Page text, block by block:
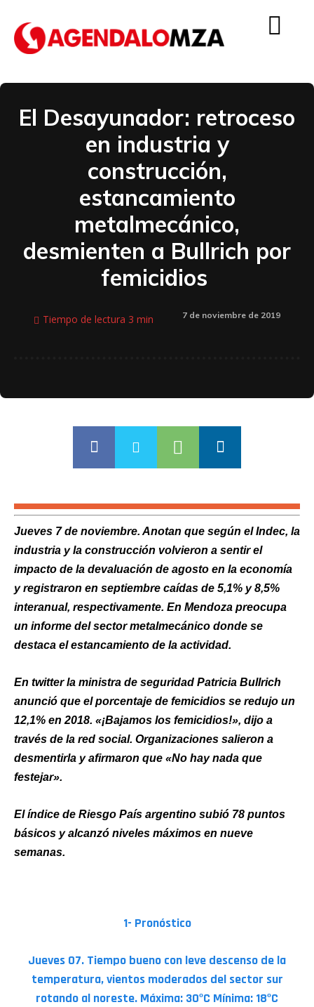
El Desayunador: retroceso
en industria y
construcción,
estancamiento
metalmecánico,
desmienten a Bullrich por
femicidios
Tiempo de lectura 3 min 7 de noviembre de 2019
Jueves 7 de noviembre. Anotan que según el Indec, la
industria y la construcción volvieron a sentir el
impacto de la devaluación de agosto en la economía
y registraron en septiembre caídas de 5,1% y 8,5%
interanual, respectivamente. En Mendoza preocupa
un informe del sector metalmecánico donde se
destaca el estancamiento de la actividad.
En twitter la ministra de seguridad Patricia Bullrich
anunció que el porcentaje de femicidios se redujo un
12,1% en 2018. «¡Bajamos los femicidios!», dijo a
través de la red social. Organizaciones salieron a
desmentirla y afirmaron que «No hay nada que
festejar».
El índice de Riesgo País argentino subió 78 puntos
básicos y alcanzó niveles máximos en nueve
semanas.
1- Pronóstico
Jueves 07. Tiempo bueno con leve descenso de la
temperatura, vientos moderados del sector sur
rotando al noreste. Máxima: 30ºC Mínima: 18ºC